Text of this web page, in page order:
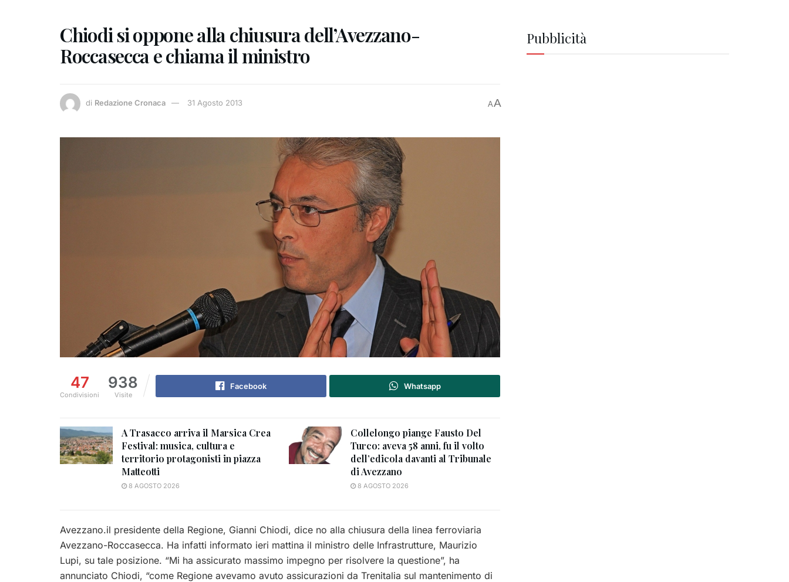
Chiodi si oppone alla chiusura dell’Avezzano-
Roccasecca e chiama il ministro
di Redazione Cronaca 31 Agosto 2013 AA
47
Condivisioni
938
Visite
Facebook Whatsapp
A Trasacco arriva il Marsica Crea
Festival: musica, cultura e
territorio protagonisti in piazza
Matteotti
8 AGOSTO 2026
Collelongo piange Fausto Del
Turco: aveva 58 anni, fu il volto
dell’edicola davanti al Tribunale
di Avezzano
8 AGOSTO 2026
Avezzano.il presidente della Regione, Gianni Chiodi, dice no alla chiusura della linea ferroviaria
Avezzano-Roccasecca. Ha infatti informato ieri mattina il ministro delle Infrastrutture, Maurizio
Lupi, su tale posizione. “Mi ha assicurato massimo impegno per risolvere la questione”, ha
annunciato Chiodi, “come Regione avevamo avuto assicurazioni da Trenitalia sul mantenimento di
Pubblicità